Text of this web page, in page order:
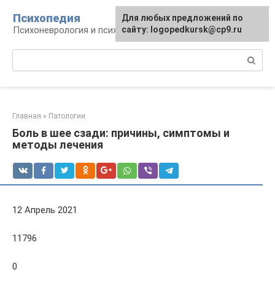
контенту
Психопедия
Психоневрология и психиатрия
Главная » Патологии
Боль в шее сзади: причины, симптомы и
методы лечения
12 Апрель 2021
11796
0
Для любых предложений по
сайту: logopedkursk@cp9.ru